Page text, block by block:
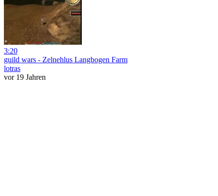
3:20
guild wars - Zelnehlus Langbogen Farm
lotras
vor 19 Jahren